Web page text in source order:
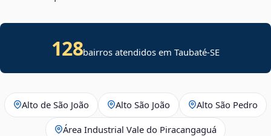
128bairros atendidos emTaubaté-SE
Alto de São João Alto São João Alto São Pedro
Área Industrial Vale do Piracangaguá